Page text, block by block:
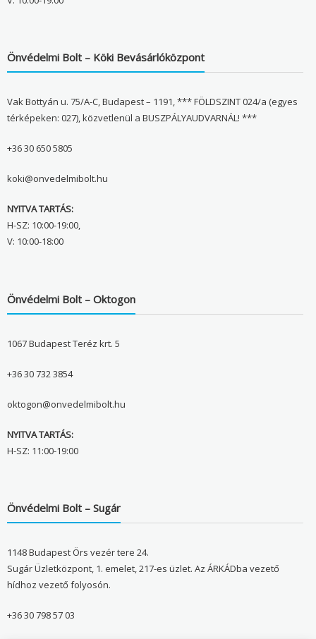
Önvédelmi Bolt – Köki Bevásárlóközpont
Vak Bottyán u. 75/A-C, Budapest – 1191, *** FÖLDSZINT 024/a (egyes
térképeken: 027), közvetlenül a BUSZPÁLYAUDVARNÁL! ***
+36 30 650 5805
koki@onvedelmibolt.hu
NYITVA TARTÁS:
H-SZ: 10:00-19:00,
V: 10:00-18:00
Önvédelmi Bolt – Oktogon
1067 Budapest Teréz krt. 5
+36 30 732 3854
oktogon@onvedelmibolt.hu
NYITVA TARTÁS:
H-SZ: 11:00-19:00
Önvédelmi Bolt – Sugár
1148 Budapest Örs vezér tere 24.
Sugár Üzletközpont, 1. emelet, 217-es üzlet. Az ÁRKÁDba vezető
hídhoz vezető folyosón.
+36 30 798 57 03